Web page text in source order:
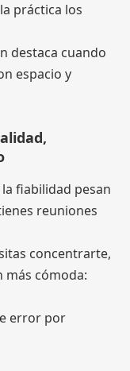
práctica los
destaca cuando
espacio y
fiabilidad pesan
reuniones
concentrarte,
más cómoda:
error por